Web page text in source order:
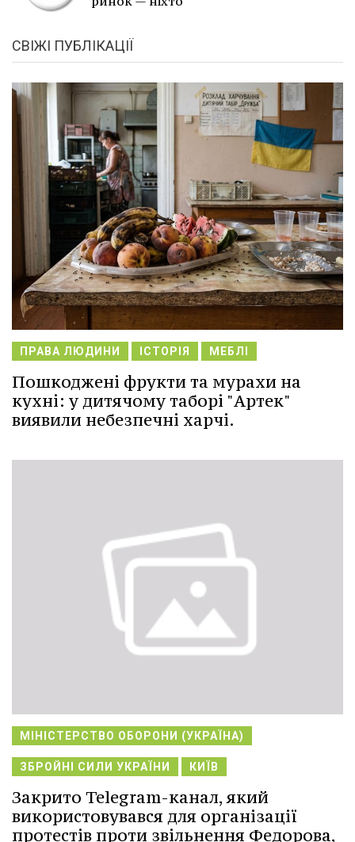
СВІЖІ ПУБЛІКАЦІЇ
ПРАВА ЛЮДИНИ ІСТОРІЯ МЕБЛІ
Пошкоджені фрукти та мурахи на
кухні: у дитячому таборі "Артек"
виявили небезпечні харчі.
МІНІСТЕРСТВО ОБОРОНИ (УКРАЇНА)
ЗБРОЙНІ СИЛИ УКРАЇНИ КИЇВ
Закрито Telegram-канал, який
використовувався для організації
протестів проти звільнення Федорова,